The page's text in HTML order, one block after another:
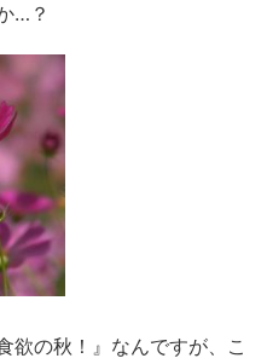
…？
欲の秋！』なんですが、こ